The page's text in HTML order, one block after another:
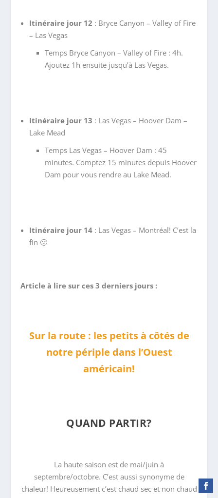
Itinéraire jour 12 : Bryce Canyon – Valley of Fire
– Las Vegas
Temps Bryce Canyon – Valley of Fire : 4h.
Ajoutez 1h ensuite jusqu’à Las Vegas.
Itinéraire jour 13 : Las Vegas – Hoover Dam –
Lake Mead
Temps Las Vegas – Hoover Dam : 45
minutes. Comptez 15 minutes depuis Hoover
Dam pour vous rendre au Lake Mead.
Itinéraire jour 14: Las Vegas – Montréal! C’est la
fin 🙁
Article à lire sur ces 3 derniers jours :
Sur la route : les petits à côtés de
notre périple dans l’Ouest
américain!
QUAND PARTIR?
La haute saison est de mai/juin à
septembre/octobre. C’est aussi synonyme de
chaleur! Heureusement c’est chaud sec et non chaud